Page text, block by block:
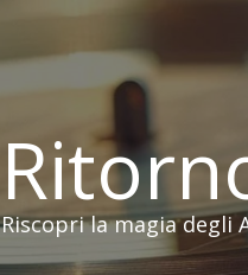
Riscopri la magia degli